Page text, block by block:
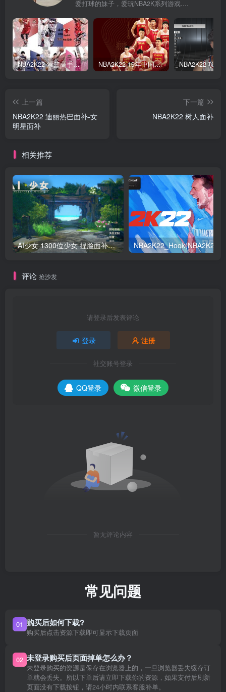
爱打球的妹子，爱玩NBA2K系列游戏....
NBA2K22 灌篮高手面补合集 NBA2K22 19年中国队面补合集
上一篇
NBA2K22 迪丽热巴面补-女
明星面补
下一篇
NBA2K22 树人面补
相关推荐
AI少女 1300位少女 捏脸面补数据整合包 总有一位是你想要的
评论 抢沙发
请登录后发表评论
登录 注册
社交账号登录
QQ登录 微信登录
暂无评论内容
常见问题
01 购买后如何下载?
购买后点击资源下载即可显示下载页面
02 未登录购买后页面掉单怎么办？
未登录购买的资源是保存在浏览器上的，一旦浏览器丢失缓存订
单就会丢失。所以下单后请立即下载你的资源，如果支付后刷新
页面没有下载按钮，请24小时内联系客服补单。